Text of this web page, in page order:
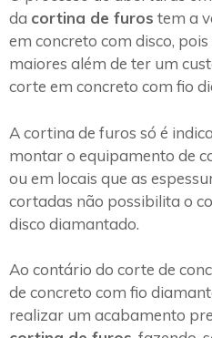
da cortina de furos tem a
em concreto com disco,
maiores além de ter um
corte em concreto com fio
A cortina de furos só é
montar o equipamento de
ou em locais que as
cortadas não possibilita o
disco diamantado.
Ao contário do corte de
de concreto com fio
realizar um acabamento